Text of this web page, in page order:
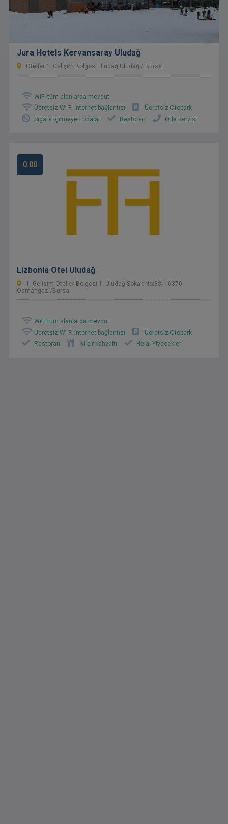
Jura Hotels Kervansaray Uludağ
Oteller 1. Gelişim Bölgesi Uludağ Uludağ / Bursa
WiFi tüm alanlarda mevcut
Ücretsiz Wi-Fi internet bağlantısı
Ücretsiz Otopark
Sigara içilmeyen odalar
Restoran Oda servisi
0.00
Lizbonia Otel Uludağ
1. Gelisim Oteller Bolgesi 1. Uludağ Sokak No:38, 16370
Osmangazi/Bursa
WiFi tüm alanlarda mevcut
Ücretsiz Wi-Fi internet bağlantısı
Ücretsiz Otopark
Restoran
İyi bir kahvaltı Helal Yiyecekler